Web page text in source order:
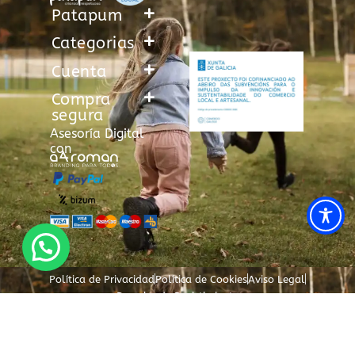
Patapum
Categorias
Cuenta
Compra
segura
Asesoría Digital
con
Política de PrivacidadPolítica de CookiesAviso Legal
Derecho de Desistimiento